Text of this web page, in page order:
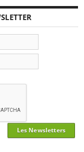
Les Newsletters